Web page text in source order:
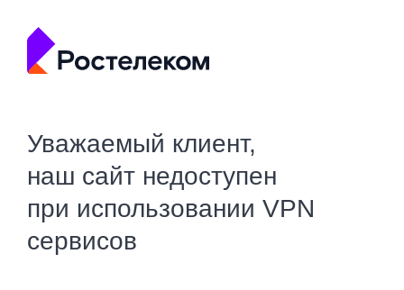
Уважаемый клиент,
наш сайт недоступен
при использовании VPN
сервисов